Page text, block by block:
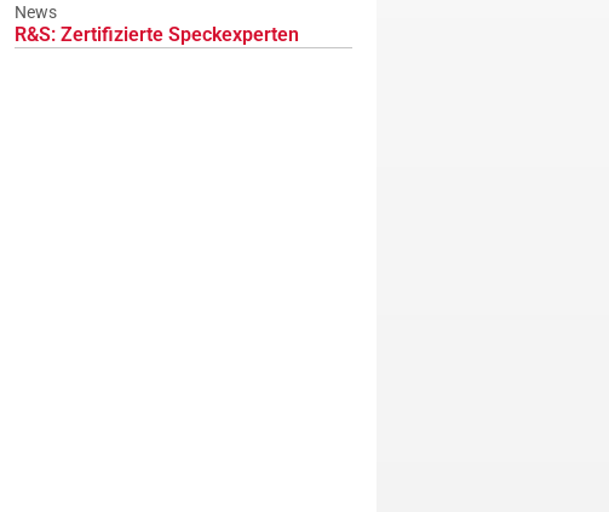
News
R&S: Zertifizierte Speckexperten